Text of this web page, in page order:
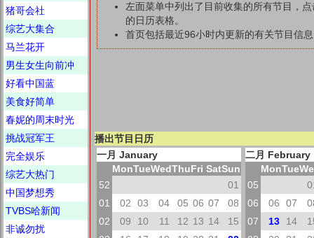
猪哥会社
综艺大集合
马兰花开
男生女生向前冲
好看中国蓝
美食好简单
春妮的周末时光
挑战冠军王
完全娱乐
综艺大热门
中国梦想秀
TVBS哈新闻
非诚勿扰
左面菜单中列出了目前收集的所有节目，
的日历表格。
首页包括最近96小时内更新的有关节目信
播出节目日历
一月 January
MonTueWedThuFri SatSun
52
01
01
02 03 04 05 06 07
08
02
09 10 11 12 13 14
15
二月 February
MonTue
05
06
06 07
07
13 14